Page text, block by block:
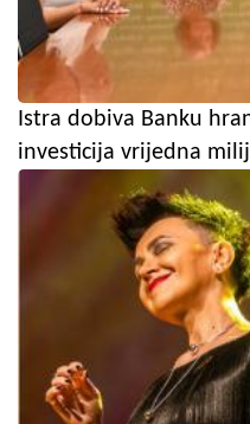
Istra dobiva Banku
investicija vrijedna